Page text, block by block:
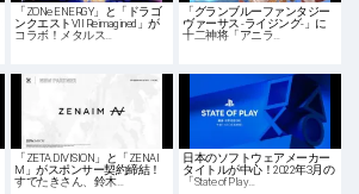
「ZONe ENERGY」と「ドラゴ
ンクエストVII Reimagined」が
コラボ！メタルス…
「グランブルーファンタジー
ヴァーサス -ライジング-」に
十二神将「アニラ…
「ZETA DIVISION」と「ZENAI
M」がスポンサー契約締結！
すでたきさん、鈴木…
日本のソフトウェアメーカー
タイトルが中心！2022年3月の
「State of Play…